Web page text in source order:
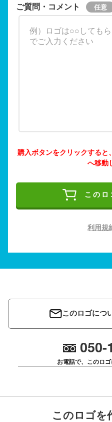
ご質問・コメント
購入ボタンをクリックする
へ移動
このロ
利用規
このロゴにつ
050-
お電話で、このロ
このロゴを